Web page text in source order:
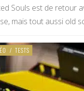
Souls est de retour
mais tout aussi old
/ TESTS